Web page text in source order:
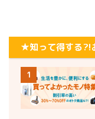
★知って得する?!
1